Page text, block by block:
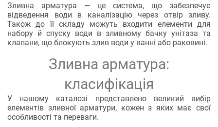
Зливна арматура — це система, що забезпечує
відведення води в каналізацію через отвір зливу.
Також до її складу можуть входити елементи для
набору й спуску води в зливному бачку унітаза та
клапани, що блокують злив води у ванні або раковині.
Зливна арматура:
класифікація
У нашому каталозі представлено великий вибір
елементів зливної арматури, кожен з яких має свої
особливості та переваги.